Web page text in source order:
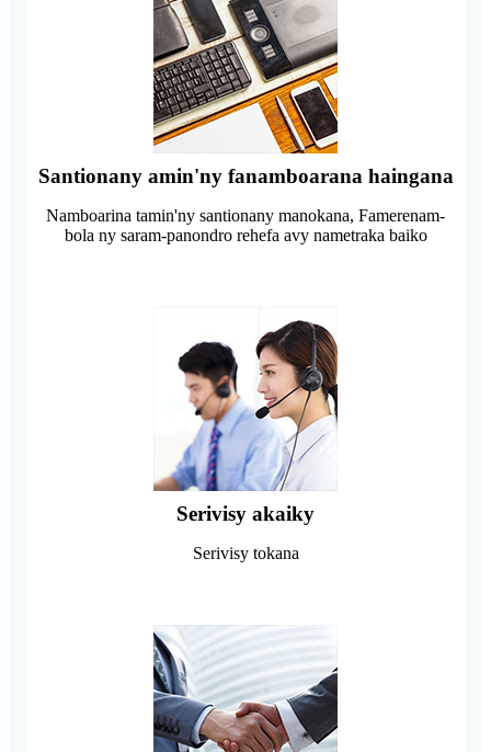
Santionany amin'ny fanamboarana haingana
Namboarina tamin'ny santionany manokana, Famerenam-
bola ny saram-panondro rehefa avy nametraka baiko
Serivisy akaiky
Serivisy tokana